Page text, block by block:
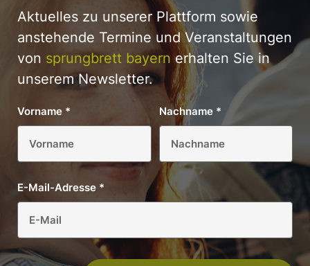
Aktuelles zu unserer Plattform sowie
anstehende Termine und Veranstaltungen
von sprungbrett bayernerhalten Sie in
unserem Newsletter.
Vorname * Nachname *
E-Mail-Adresse *